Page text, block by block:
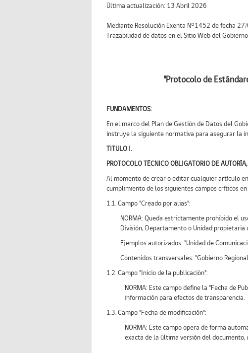
Última actualización: 13 Abril 2026
Mediante Resolución Exenta N°1452 de fecha
Trazabilidad de datos en el Sitio Web del
"Protocolo de
FUNDAMENTOS:
En el marco del Plan de Gestión de Datos del
instruye la siguiente normativa para asegurar la
TITULO I.
PROTOCOLO TÉCNICO OBLIGATORIO DE
Al momento de crear o editar cualquier artículo
cumplimiento de los siguientes campos críticos
1.1. Campo "Creado por alias":
NORMA: Queda estrictamente prohibido el
División, Departamento o Unidad propietaria
Ejemplos autorizados: "Unidad de
Contenidos transversales: "Gobierno
1.2. Campo "Inicio de la publicación":
NORMA: Este campo define la "Fecha de
información para efectos de transparencia.
1.3. Campo "Fecha de modificación":
NORMA: Este campo opera de forma
exacta de la última versión del documento,